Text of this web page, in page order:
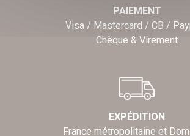
PAIEMENT
Visa / Mastercard / CB /
Chèque & Virement
EXPÉDITION
France métropolitaine et